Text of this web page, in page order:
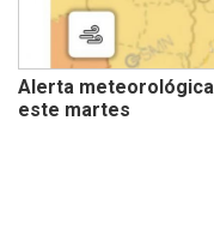
Alerta
este martes